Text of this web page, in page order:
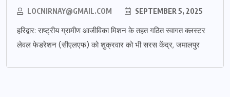
LOCNIRNAY@GMAIL.COM SEPTEMBER 5, 2025
हरिद्वार: राष्ट्रीय ग्रामीण आजीविका मिशन के तहत गठित स्वागत क्लस्टर
लेवल फेडरेशन (सीएलएफ) को शुक्रवार को भी सरस केंद्र, जमालपुर